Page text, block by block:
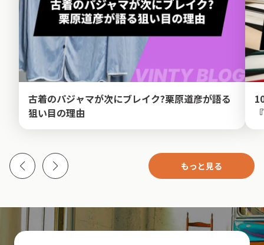
古着のパジャマが次にブレイク?栗原道彦が語る
狙い目の理由
もっと見る